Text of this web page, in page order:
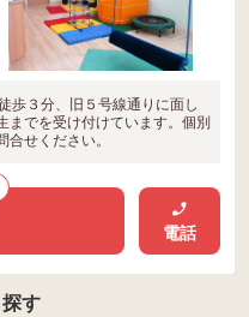
歩３分、旧５号線通りに面し
までを受け付けています。個別
せください。
電話
す